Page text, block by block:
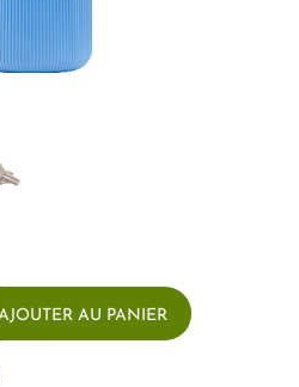
AU PANIER